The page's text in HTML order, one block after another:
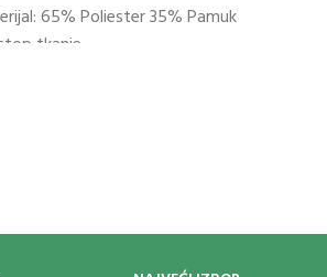
65% Poliester 35% Pamuk
tkanje